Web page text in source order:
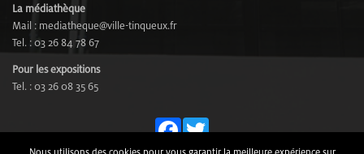
La médiathèque
Mail : mediatheque@ville-tinqueux.fr
Tel. : 03 26 84 78 67
Pour les expositions
Tel. : 03 26 08 35 65
Fa T